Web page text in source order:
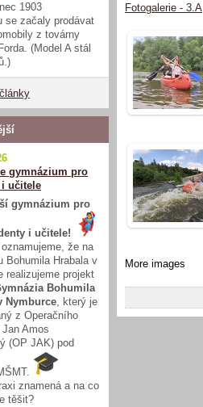
Fotogalerie - 3.A
More images
1903
se začaly prodávat
z továrny
(Model A stál
gymnázium pro
učitele
gymnázium pro
i učitele!
že na
Bohumila Hrabala v
realizujeme projekt
Bohumila
Nymburce, který je
z Operačního
Amos
(OP JAK) pod
znamená a na co
těšit?